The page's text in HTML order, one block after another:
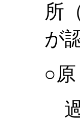
所
が
○